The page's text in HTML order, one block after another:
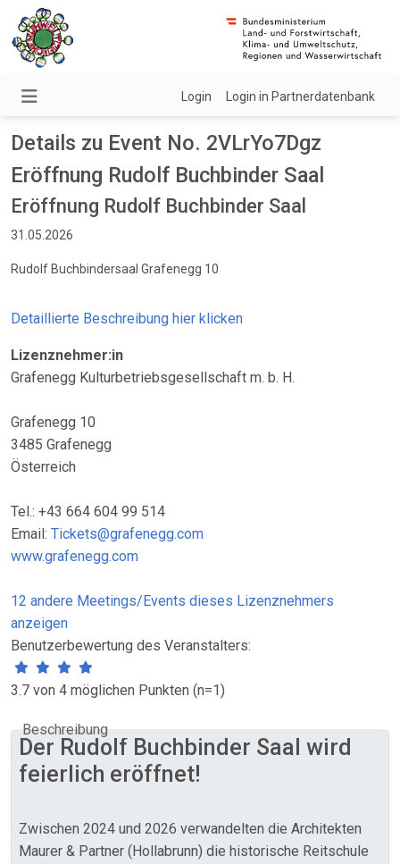
Login Login in Partnerdatenbank
Details zu Event No. 2VLrYo7Dgz
Eröffnung Rudolf Buchbinder Saal
Eröffnung Rudolf Buchbinder Saal
31.05.2026
Rudolf Buchbindersaal Grafenegg 10
Detaillierte Beschreibung hier klicken
Lizenznehmer:in
Grafenegg Kulturbetriebsgesellschaft m. b. H.
Grafenegg 10
3485 Grafenegg
Österreich
Tel.: +43 664 604 99 514
Email: Tickets@grafenegg.com
www.grafenegg.com
12 andere Meetings/Events dieses Lizenznehmers
anzeigen
Benutzerbewertung des Veranstalters:
3.7 von 4 möglichen Punkten (n=1)
Beschreibung
Der Rudolf Buchbinder Saal wird
feierlich eröffnet!
Zwischen 2024 und 2026 verwandelten die Architekten
Maurer & Partner (Hollabrunn) die historische Reitschule